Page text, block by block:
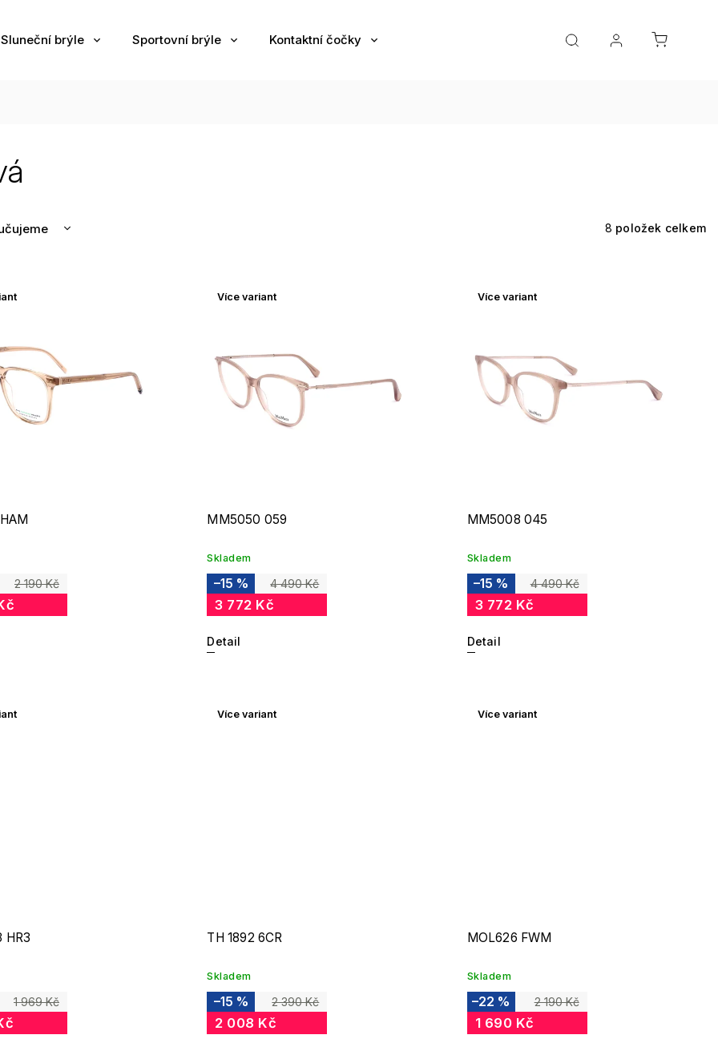
Sluneční brýle Sportovní brýle Kontaktní čočky Doplňky
8 položek celkem
2 190 Kč
Více variant
MM5050 059
Skladem
4 490 Kč
–15 %
3 772 Kč
Detail
Více variant
MM5008 045
Skladem
4 490 Kč
–15 %
3 772 Kč
Detail
HR3
1 969 Kč
Více variant
TH 1892 6CR
Skladem
2 390 Kč
–15 %
2 008 Kč
Více variant
MOL626 FWM
Skladem
2 190 Kč
–22 %
1 690 Kč